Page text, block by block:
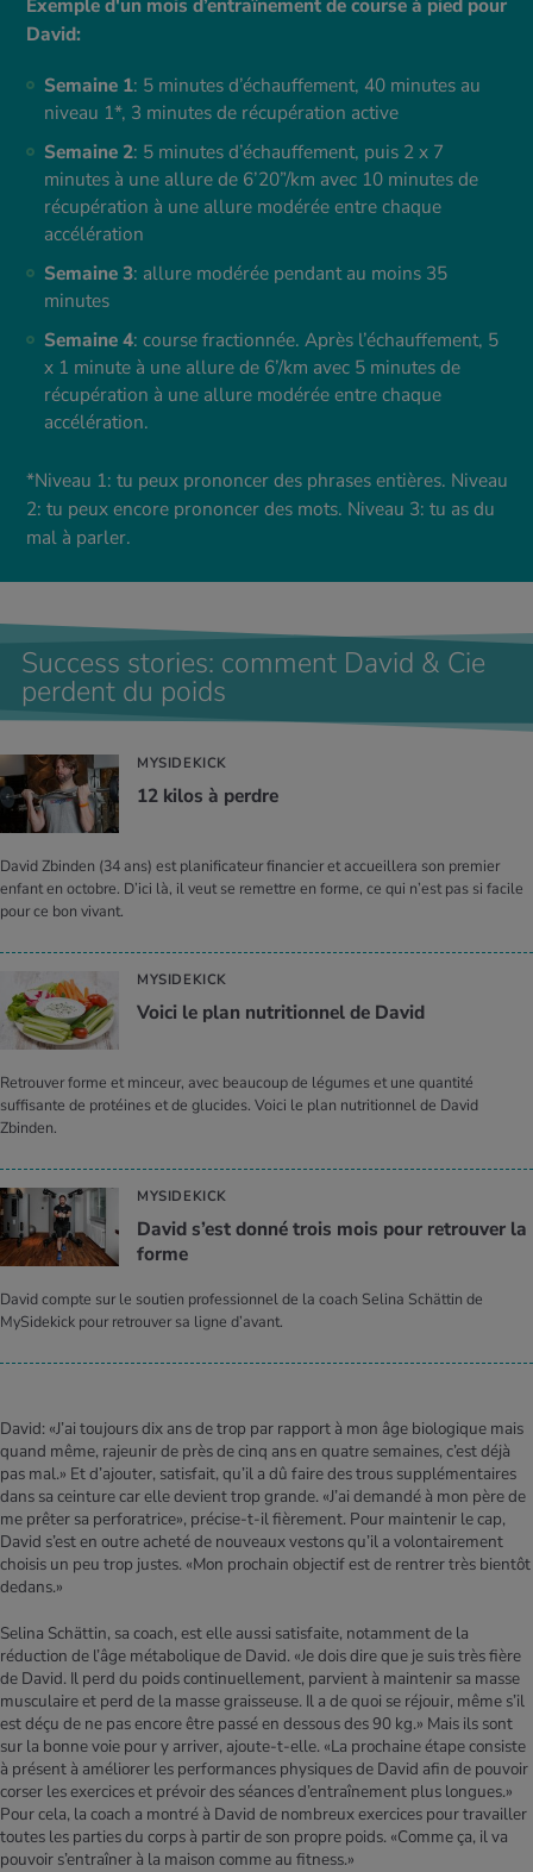
Exemple d'un mois d’entraînement de course à pied pour
David:
Semaine 1: 5 minutes d’échauffement, 40 minutes au
niveau 1*, 3 minutes de récupération active
Semaine 2: 5 minutes d’échauffement, puis 2 x 7
minutes à une allure de 6’20”/km avec 10 minutes de
récupération à une allure modérée entre chaque
accélération
Semaine 3: allure modérée pendant au moins 35
minutes
Semaine 4: course fractionnée. Après l’échauffement, 5
x 1 minute à une allure de 6’/km avec 5 minutes de
récupération à une allure modérée entre chaque
accélération.
*Niveau 1: tu peux prononcer des phrases entières. Niveau
2: tu peux encore prononcer des mots. Niveau 3: tu as du
mal à parler.
Success stories: comment David & Cie
perdent du poids
MYSIDEKICK
12 kilos à perdre
David Zbinden (34 ans) est planificateur financier et accueillera son premier
enfant en octobre. D’ici là, il veut se remettre en forme, ce qui n’est pas si facile
pour ce bon vivant.
MYSIDEKICK
Voici le plan nutri­tion­nel de David
Retrouver forme et minceur, avec beaucoup de légumes et une quantité
suffisante de protéines et de glucides. Voici le plan nutritionnel de David
Zbinden.
MYSIDEKICK
David s’est donné trois mois pour retrou­ver la
forme
David compte sur le soutien professionnel de la coach Selina Schättin de
MySidekick pour retrouver sa ligne d’avant.
David: «J’ai toujours dix ans de trop par rapport à mon âge biologique mais
quand même, rajeunir de près de cinq ans en quatre semaines, c’est déjà
pas mal.» Et d’ajouter, satisfait, qu’il a dû faire des trous supplémentaires
dans sa ceinture car elle devient trop grande. «J’ai demandé à mon père de
me prêter sa perforatrice», précise-t-il fièrement. Pour maintenir le cap,
David s’est en outre acheté de nouveaux vestons qu’il a volontairement
choisis un peu trop justes. «Mon prochain objectif est de rentrer très bientôt
dedans.»
Selina Schättin, sa coach, est elle aussi satisfaite, notamment de la
réduction de l’âge métabolique de David. «Je dois dire que je suis très fière
de David. Il perd du poids continuellement, parvient à maintenir sa masse
musculaire et perd de la masse graisseuse. Il a de quoi se réjouir, même s’il
est déçu de ne pas encore être passé en dessous des 90 kg.» Mais ils sont
sur la bonne voie pour y arriver, ajoute-t-elle. «La prochaine étape consiste
à présent à améliorer les performances physiques de David afin de pouvoir
corser les exercices et prévoir des séances d’entraînement plus longues.»
Pour cela, la coach a montré à David de nombreux exercices pour travailler
toutes les parties du corps à partir de son propre poids. «Comme ça, il va
pouvoir s’entraîner à la maison comme au fitness.»